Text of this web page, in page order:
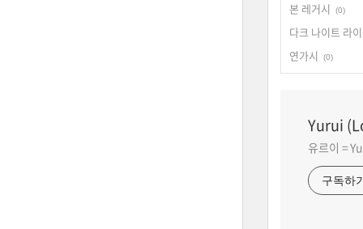
본 레거시 (0)
다크 나이트 라
연가시
(0)
Yurui
유르이 =
구독하